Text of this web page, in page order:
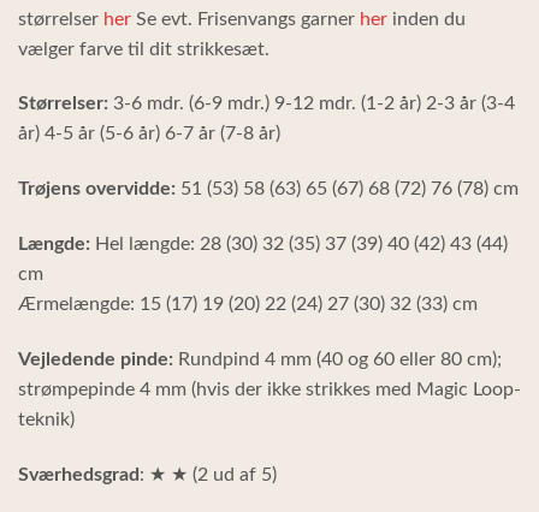
størrelser her Se evt. Frisenvangs garner her inden du
vælger farve til dit strikkesæt.
Størrelser: 3-6 mdr. (6-9 mdr.) 9-12 mdr. (1-2 år) 2-3 år (3-4
år) 4-5 år (5-6 år) 6-7 år (7-8 år)
Trøjens overvidde: 51 (53) 58 (63) 65 (67) 68 (72) 76 (78) cm
Længde: Hel længde: 28 (30) 32 (35) 37 (39) 40 (42) 43 (44)
cm
Ærmelængde: 15 (17) 19 (20) 22 (24) 27 (30) 32 (33) cm
Vejledende pinde: Rundpind 4 mm (40 og 60 eller 80 cm);
strømpepinde 4 mm (hvis der ikke strikkes med Magic Loop-
teknik)
Sværhedsgrad: ★ ★ (2 ud af 5)